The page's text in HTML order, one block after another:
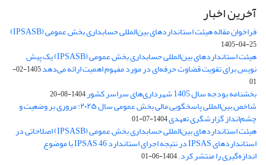
آخرین اخبار
فراخوان مقاله هیئت استانداردهای بین‌المللی حسابداری بخش عمومی (IPSASB)
1405-04-25
هیئت استانداردهای بین‌المللی حسابداری بخش عمومی (IPSASB) یک پیش
نویس برای تقویت قضاوت‌ حرفه‌ای در مورد مفهوم اهمیت ارائه می‌دهد
1405-02-
01
بخشنامه بودجه سال 1405 شهرداری‌های سراسر کشور 1404-08-20
شاخص بین‌المللی پاسخگویی مالی بخش عمومی سال ۲۰۲۵: مروری بر وضعیت و
چشم‌انداز گزارشگری تعهدی1404-07-01
هیئت استانداردهای بین‌المللی حسابداری بخش عمومی (IPSASB) اصلاحاتی در
استانداردهای IPSAS در نتیجه اجرای استاندارد IPSAS 46 با موضوع
اندازه‌گیری را منتشر کرد.1404-06-01